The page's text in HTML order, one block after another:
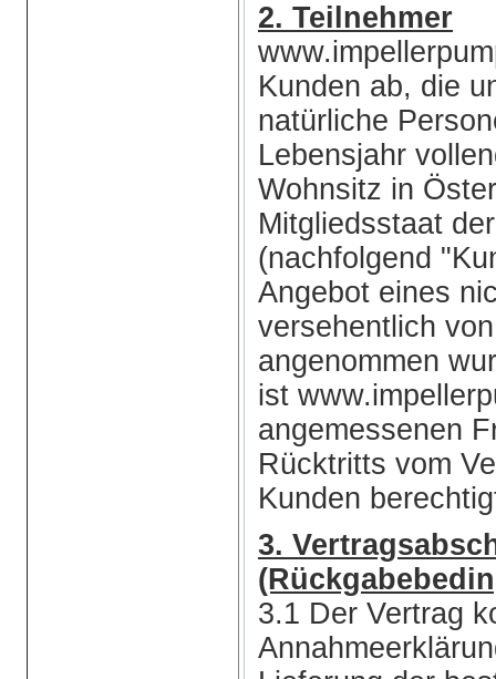
2. Teilnehmer
Kunden ab, die
natürliche
Lebensjahr
Wohnsitz in
Mitgliedsstaat
(nachfolgend
Angebot eines
versehentlich
angenommen
ist
angemessenen
Rücktritts vom
Kunden
3.
3.1 Der Vertrag